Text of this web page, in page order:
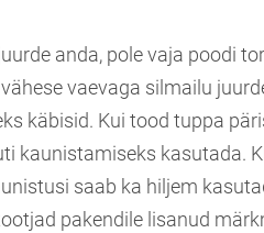
anda, pole vaja poodi
vaevaga silmailu
käbisid. Kui tood tuppa
kaunistamiseks kasutada.
saab ka hiljem
pakendile lisanud